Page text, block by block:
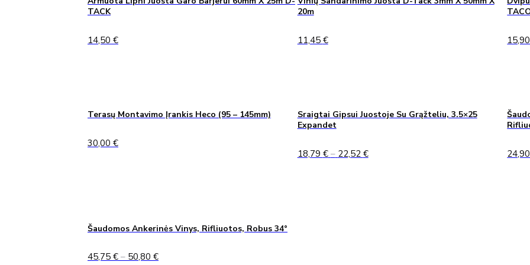
TACK
14,50 €
20m
11,45 €
Terasų Montavimo Įrankis Heco (95 – 145mm)
30,00 €
Sraigtai Gipsui Juostoje Su Grąžteliu, 3.5×25
Expandet
18,79 € – 22,52 €Price
Šaudomos Ankerinės Vinys, Rifliuotos, Robus 34°
45,75 € – 50,80 €Price